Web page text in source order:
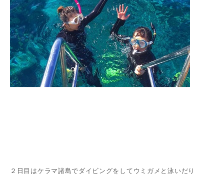
２日目はケラマ諸島でダイビングをしてウミガメと泳いだり